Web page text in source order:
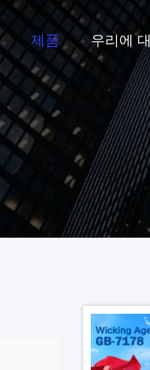
제품 우리에